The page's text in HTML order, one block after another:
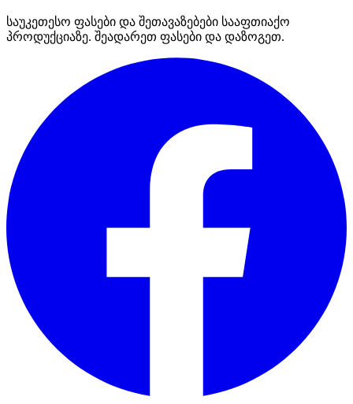
საუკეთესო ფასები და შეთავაზებები სააფთიაქო
პროდუქციაზე. შეადარეთ ფასები და დაზოგეთ.